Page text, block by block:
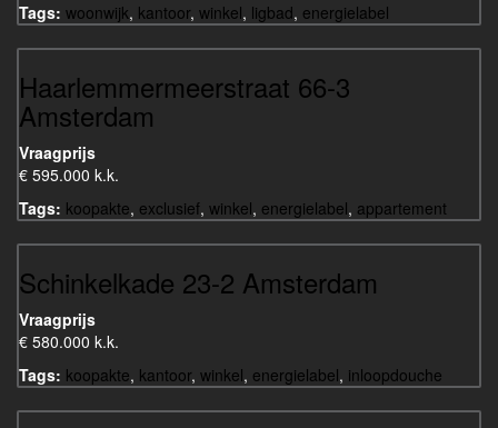
Tags: woonwijk, kantoor, winkel, ligbad, energielabel
Haarlemmermeerstraat 66-3
Amsterdam
Vraagprijs
€ 595.000 k.k.
Tags: koopakte, exclusief, winkel, energielabel, appartement
Schinkelkade 23-2 Amsterdam
Vraagprijs
€ 580.000 k.k.
Tags: koopakte, kantoor, winkel, energielabel, inloopdouche